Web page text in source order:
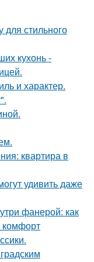
для стильного
кухонь -
и характер.
квартира в
удивить даже
фанерой: как
комфорт